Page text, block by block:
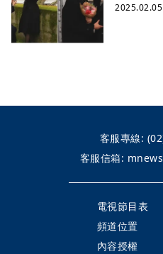
客服專線:
客服信箱:
電視節目表
頻道位置
內容授權